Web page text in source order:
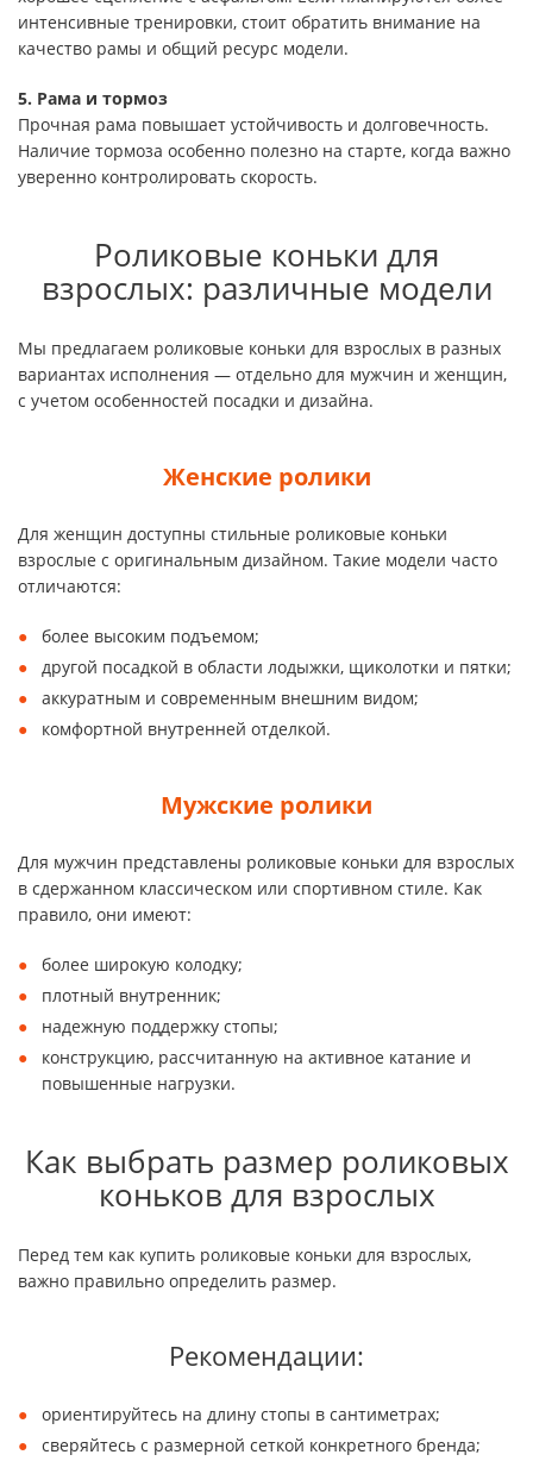
интенсивные тренировки, стоит обратить внимание на
качество рамы и общий ресурс модели.
5. Рама и тормоз
Прочная рама повышает устойчивость и долговечность.
Наличие тормоза особенно полезно на старте, когда важно
уверенно контролировать скорость.
Роликовые коньки для
взрослых: различные модели
Мы предлагаем роликовые коньки для взрослых в разных
вариантах исполнения — отдельно для мужчин и женщин,
с учетом особенностей посадки и дизайна.
Женские ролики
Для женщин доступны стильные роликовые коньки
взрослые с оригинальным дизайном. Такие модели часто
отличаются:
более высоким подъемом;
другой посадкой в области лодыжки, щиколотки и пятки;
аккуратным и современным внешним видом;
комфортной внутренней отделкой.
Мужские ролики
Для мужчин представлены роликовые коньки для взрослых
в сдержанном классическом или спортивном стиле. Как
правило, они имеют:
более широкую колодку;
плотный внутренник;
надежную поддержку стопы;
конструкцию, рассчитанную на активное катание и
повышенные нагрузки.
Как выбрать размер роликовых
коньков для взрослых
Перед тем как купить роликовые коньки для взрослых,
важно правильно определить размер.
Рекомендации:
ориентируйтесь на длину стопы в сантиметрах;
сверяйтесь с размерной сеткой конкретного бренда;